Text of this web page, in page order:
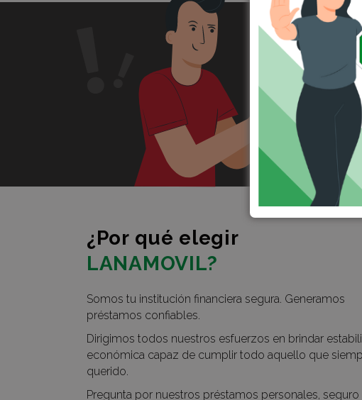
¿Por qué elegir
LANAMOVIL?
Somos tu institución financiera segura. Generamos
préstamos confiables.
Dirigimos todos nuestros esfuerzos en brindar
económica capaz de cumplir todo aquello que
querido.
Pregunta por nuestros préstamos personales, seguro